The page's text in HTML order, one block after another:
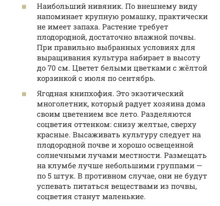
Наибольший нивяник. По внешнему виду
напоминает крупную ромашку, практически
не имеет запаха. Растение требует
плодородной, достаточно влажной почвы.
При правильно выбранных условиях для
выращивания культура набирает в высоту
до 70 см. Цветет белыми цветками с жёлтой
корзинкой с июля по сентябрь.
Ягодная книпхофия. Это экзотический
многолетник, который радует хозяина дома
своим цветением все лето. Разделяются
соцветия оттенком: снизу желтые, сверху
красные. Высаживать культуру следует на
плодородной почве и хорошо освещенной
солнечными лучами местности. Размещать
на клумбе лучше небольшими группами —
по 5 штук. В противном случае, они не будут
успевать питаться веществами из почвы,
соцветия станут маленькие.